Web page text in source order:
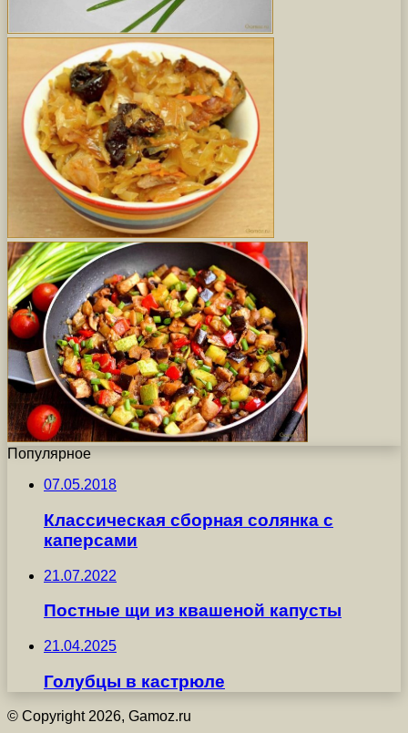
Популярное
07.05.2018
Классическая сборная солянка с
каперсами
21.07.2022
Постные щи из квашеной капусты
21.04.2025
Голубцы в кастрюле
© Copyright 2026, Gamoz.ru